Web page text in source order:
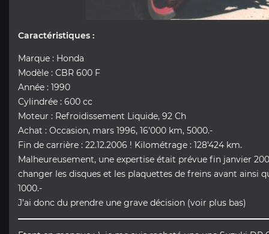
Caractéristiques :
Marque : Honda
Modèle : CBR 600 F
Année : 1990
Cylindrée : 600 cc
Moteur : Refroidissement Liquide, 92 Ch
Achat : Occasion, mars 1996, 16’000 km, 5000.-
Fin de carrière : 22.12.2006 ! Kilométrage : 128’424 km.
Malheureusement, une expertise était prévue fin janvier
changer les disques et les plaquettes de freins avant ainsi
1000.-
J’ai donc du prendre une grave décision (voir plus bas)